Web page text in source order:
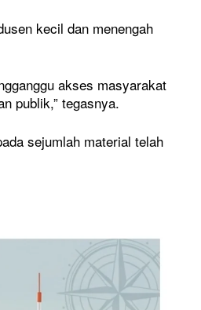
kecil dan menengah
akses masyarakat
publik,” tegasnya.
sejumlah material telah